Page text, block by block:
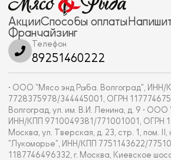
АкцииСпособы оплаты
Франчайзинг
Телефон
89251460222
• ООО "Мясо энд Рыба. Волгоград", ИНН/
7728375978/344445001, ОГРН
Волгоград, ул. им. В.И. Ленина, д. 9 •
ИНН/КПП 9710049381/771001001, ОГРН
Москва, ул. Тверская, д. 23, стр. 1, пом.
"Лукоморье", ИНН/КПП 7751143622/
1187746496332, г. Москва, Киевское